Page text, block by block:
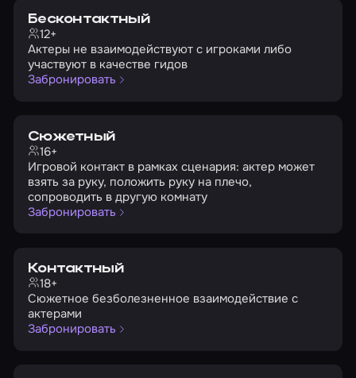
Бесконтактный
12+
Актеры не взаимодействуют с игроками либо
участвуют в качестве гидов
Забронировать
Сюжетный
16+
Игровой контакт в рамках сценария: актер может
взять за руку, положить руку на плечо,
сопроводить в другую комнату
Забронировать
Контактный
18+
Сюжетное безболезненное взаимодействие с
актерами
Забронировать